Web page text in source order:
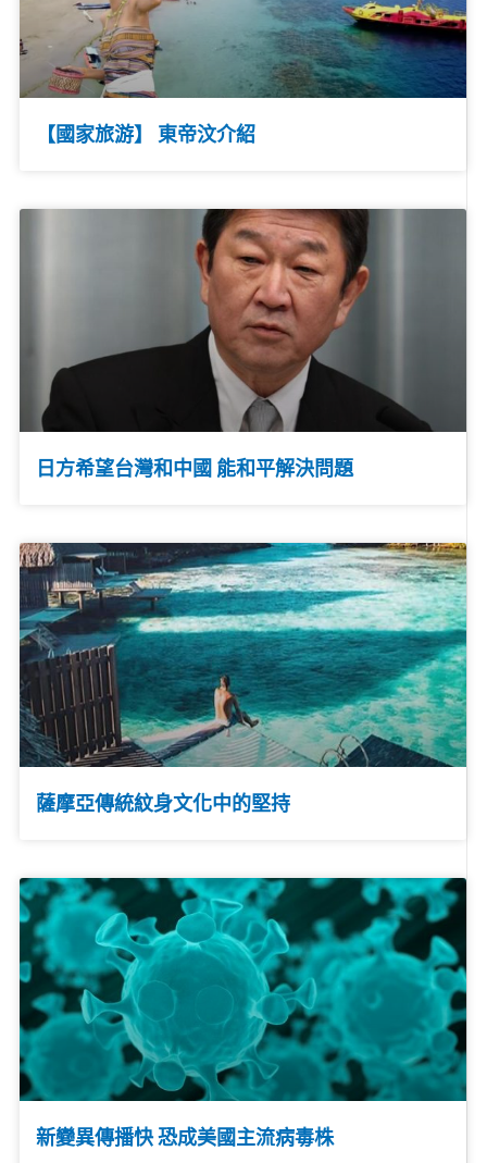
【國家旅游】 東帝汶介紹
日方希望台灣和中國 能和平解決問題
薩摩亞傳統紋身文化中的堅持
新變異傳播快 恐成美國主流病毒株